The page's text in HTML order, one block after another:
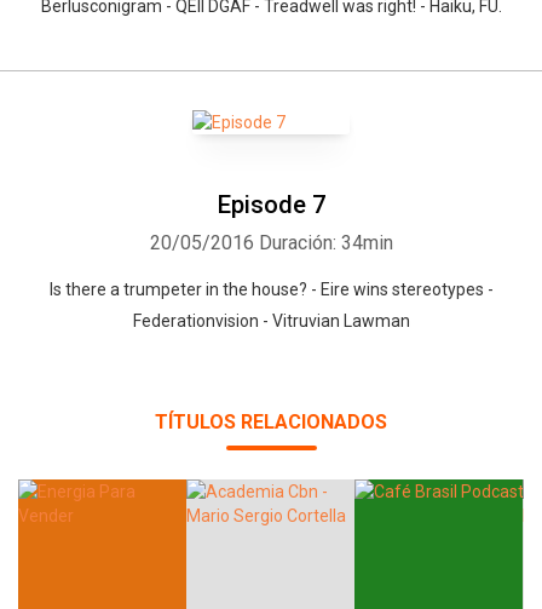
Berlusconigram - QEII DGAF - Treadwell was right! - Haiku, FU.
Episode 7
20/05/2016 Duración: 34min
Is there a trumpeter in the house? - Eire wins stereotypes -
Federationvision - Vitruvian Lawman
TÍTULOS RELACIONADOS
Facebook Twitter